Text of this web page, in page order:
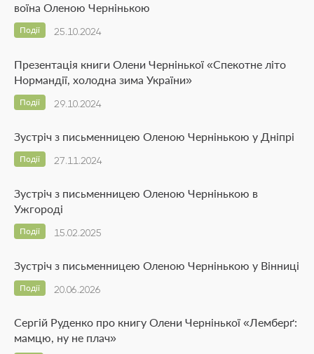
воїна Оленою Чернінькою
25.10.2024
Події
Презентація книги Олени Чернінької «Спекотне літо
Нормандії, холодна зима України»
29.10.2024
Події
Зустріч з письменницею Оленою Чернінькою у Дніпрі
27.11.2024
Події
Зустріч з письменницею Оленою Чернінькою в
Ужгороді
15.02.2025
Події
Зустріч з письменницею Оленою Чернінькою у Вінниці
20.06.2026
Події
Сергій Руденко про книгу Олени Чернінької «Лемберґ:
мамцю, ну не плач»